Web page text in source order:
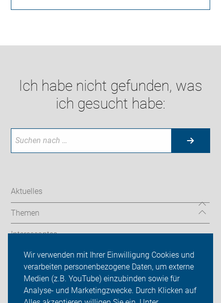
Wir verwenden mit Ihrer Einwilligung Cookies und
verarbeiten personenbezogene Daten, um externe
Medien (z.B. YouTube) einzubinden sowie für
Analyse- und Marketingzwecke. Durch Klicken auf
Ich habe nicht gefunden, was
ich gesucht habe:
Aktuelles
Themen
Interessantes
ADFC Holzwickede
Sei dabei
Presse